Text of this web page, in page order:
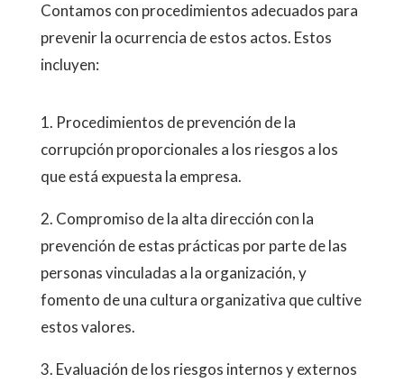
Contamos con procedimientos adecuados para
prevenir la ocurrencia de estos actos. Estos
incluyen:
1. Procedimientos de prevención de la
corrupción proporcionales a los riesgos a los
que está expuesta la empresa.
2. Compromiso de la alta dirección con la
prevención de estas prácticas por parte de las
personas vinculadas a la organización, y
fomento de una cultura organizativa que cultive
estos valores.
3. Evaluación de los riesgos internos y externos